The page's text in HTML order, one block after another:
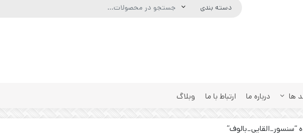
ها درباره ما ارتباط با ما وبلاگ